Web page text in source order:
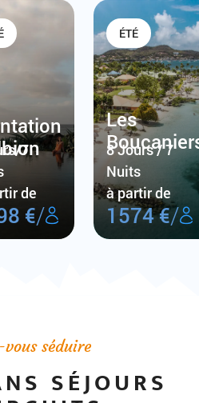
7
de
€/
ÉTÉ
Les
8 Jours / 7
Nuits
à partir de
1574 €/
vous séduire
SÉJOURS